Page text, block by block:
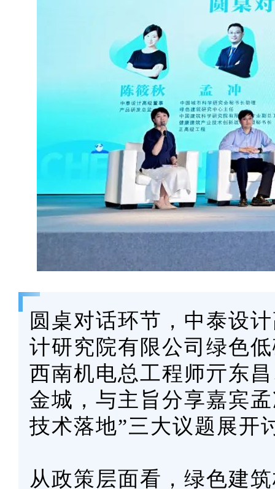
圆桌对话环节，中泰设
计研究院有限公司绿色
西南机电总工程师亓东
金城，与主旨分享嘉宾
技术落地”三大议题展开
从政策层面看，绿色建